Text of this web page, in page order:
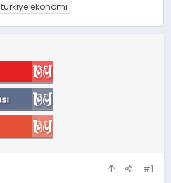
k
e
e
türkiye ekonomi
#1